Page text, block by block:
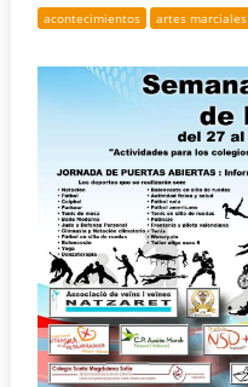
acontecimientos artes marciales